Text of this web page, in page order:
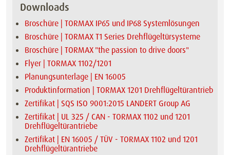
Downloads
Broschüre | TORMAX IP65 und IP68 Systemlösungen
Broschüre | TORMAX T1 Series Drehflügeltürsysteme
Broschüre | TORMAX "the passion to drive doors"
Flyer | TORMAX 1102/1201
Planungsunterlage | EN 16005
Produktinformation | TORMAX 1201 Drehflügeltürantrieb
Zertifikat | SQS ISO 9001:2015 LANDERT Group AG
Zertifikat | UL 325 / CAN - TORMAX 1102 und 1201
Drehflügeltürantriebe
Zertifikat | EN 16005 / TÜV - TORMAX 1102 und 1201
Drehflügeltürantriebe